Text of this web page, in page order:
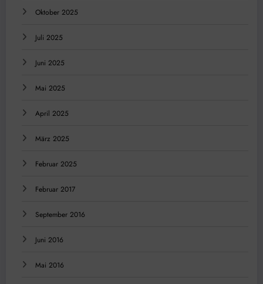
Oktober 2025
Juli 2025
Juni 2025
Mai 2025
April 2025
März 2025
Februar 2025
Februar 2017
September 2016
Juni 2016
Mai 2016